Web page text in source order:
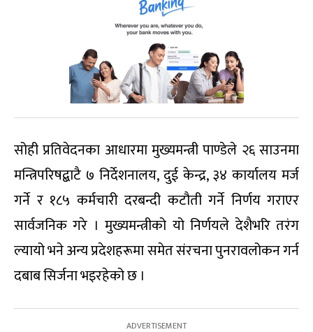
सोही प्रतिवेदनका आधारमा मुख्यमन्त्री पाण्डेले २६ साउनमा
मन्त्रिपरिषद्बाटै ७ निर्देशनालय, दुई केन्द्र, ३४ कार्यालय मर्ज
गर्ने र १८५ कर्मचारी दरबन्दी कटौती गर्ने निर्णय गराएर
सार्वजनिक गरे । मुख्यमन्त्रीको यो निर्णयले देशैभरि तरंग
ल्यायो भने अन्य प्रदेशहरूमा समेत संरचना पुनरावलोकन गर्न
दबाब सिर्जना भइरहेको छ ।